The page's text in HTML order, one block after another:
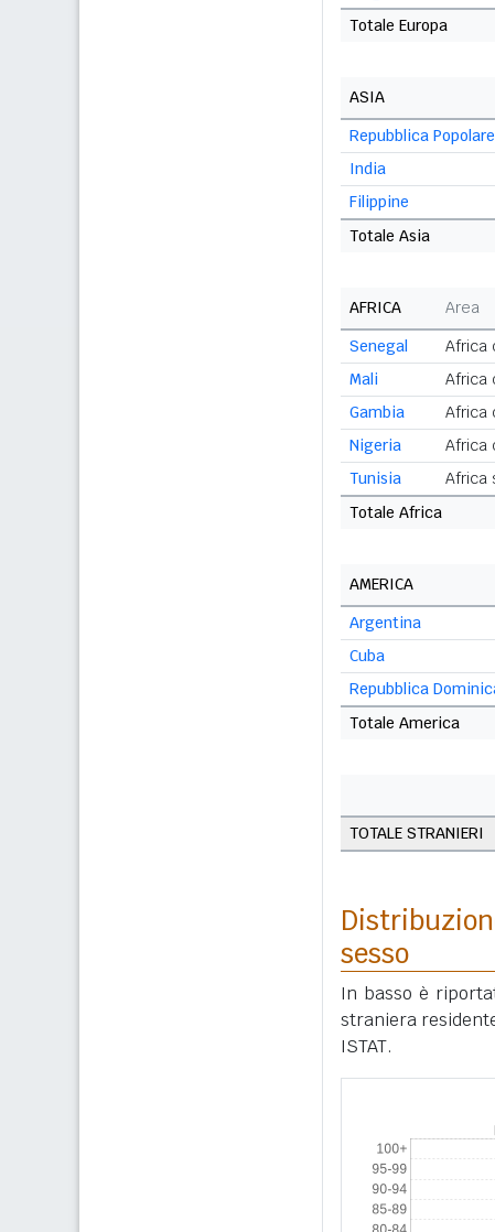
Totale Europa
ASIA
Repubblica
India
Filippine
Totale Asia
AFRICA Area
Senegal
Africa
Mali
Africa
Gambia
Africa
Nigeria
Africa
Tunisia
Africa
Totale Africa
AMERICA
Argentina
Cuba
Repubblica
Totale America
TOTALE STRANIERI
sesso
In basso è
straniera
ISTAT.